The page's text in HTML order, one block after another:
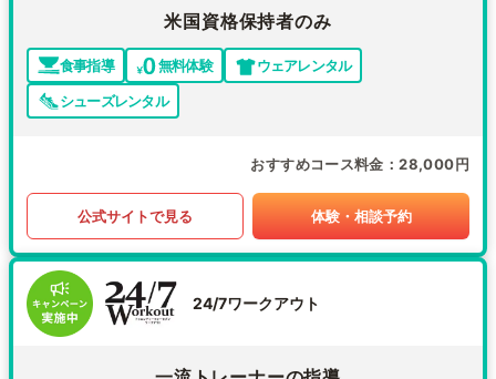
米国資格保持者のみ
食事指導 無料体験
ウェアレンタル
シューズレンタル
おすすめコース料金 28,000円
公式サイトで見る 体験・相談予約
24/7ワークアウト